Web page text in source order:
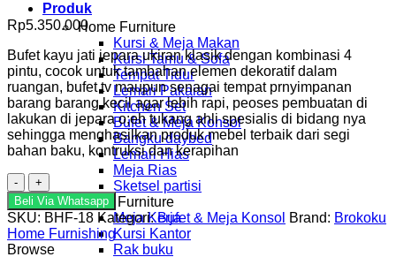
Produk
Home Furniture
Kursi & Meja Makan
Kursi Tamu & Sofa
Tempat Tidur
Lemari Pakaian
Kitchen Set
Bufet & Meja Konsol
Bangku daybed
Lemari Hias
Meja Rias
Sketsel partisi
Office Furniture
Meja Kerja
Kursi Kantor
Rak buku
Rp5.350.000
Bufet kayu jati jepara ukiran klasik dengan kombinasi 4
pintu, cocok untuk tambahan elemen dekoratif dalam
ruangan, bufet tv maupun senagai tempat prnyimpanan
barang barang kecil agar lebih rapi, peoses pembuatan di
lakukan di jepara o;eh tukang ahli spesialis di bidang nya
sehingga menghasilkan produk mebel terbaik dari segi
bahan baku, kontruksi dan kerapihan
Kuantitas
Bufet
ukir
kayu
jati
Beli Via Whatsapp
SKU: BHF-18 Kategori:Bufet & Meja Konsol Brand: Brokoku
Home Furnishing
Browse